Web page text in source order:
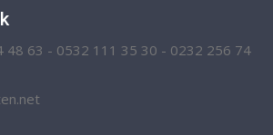
48 63 - 0532 111 35 30 - 0232 256 74